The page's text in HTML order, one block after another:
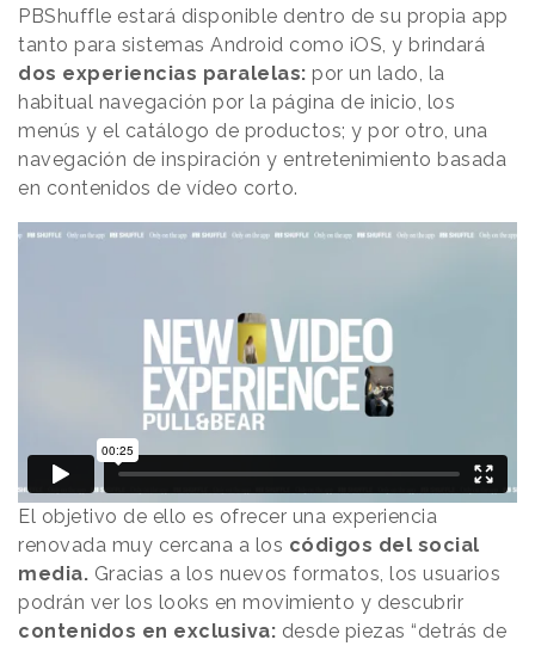
PBShuffle estará disponible dentro de su propia app
tanto para sistemas Android como iOS, y brindará
dos experiencias paralelas: por un lado, la
habitual navegación por la página de inicio, los
menús y el catálogo de productos; y por otro, una
navegación de inspiración y entretenimiento basada
en contenidos de vídeo corto.
El objetivo de ello es ofrecer una experiencia
renovada muy cercana a los códigos del social
media. Gracias a los nuevos formatos, los usuarios
podrán ver los looks en movimiento y descubrir
contenidos en exclusiva: desde piezas “detrás de